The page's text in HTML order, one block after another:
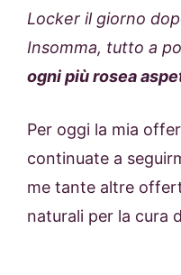
Locker il giorno
Insomma, tutto a
ogni più rosea
Per oggi la mia
continuate a
me tante altre
naturali per la cura